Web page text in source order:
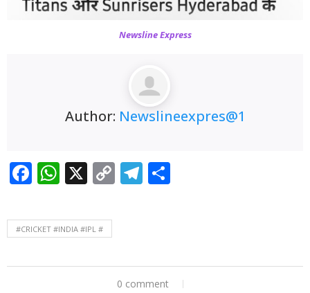
Newsline Express
Author: Newslineexpres@1
Facebook
WhatsApp
X CopyTelegram
#CRICKET #INDIA #IPL #
0 comment